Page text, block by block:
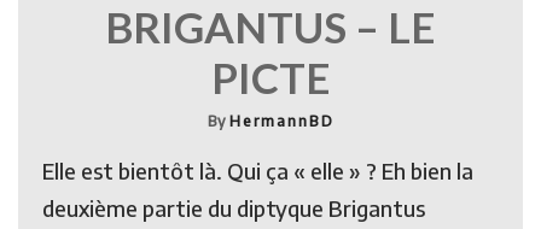
BRIGANTUS – LE
PICTE
By HermannBD
Elle est bientôt là. Qui ça « elle » ? Eh bien la
deuxième partie du diptyque Brigantus